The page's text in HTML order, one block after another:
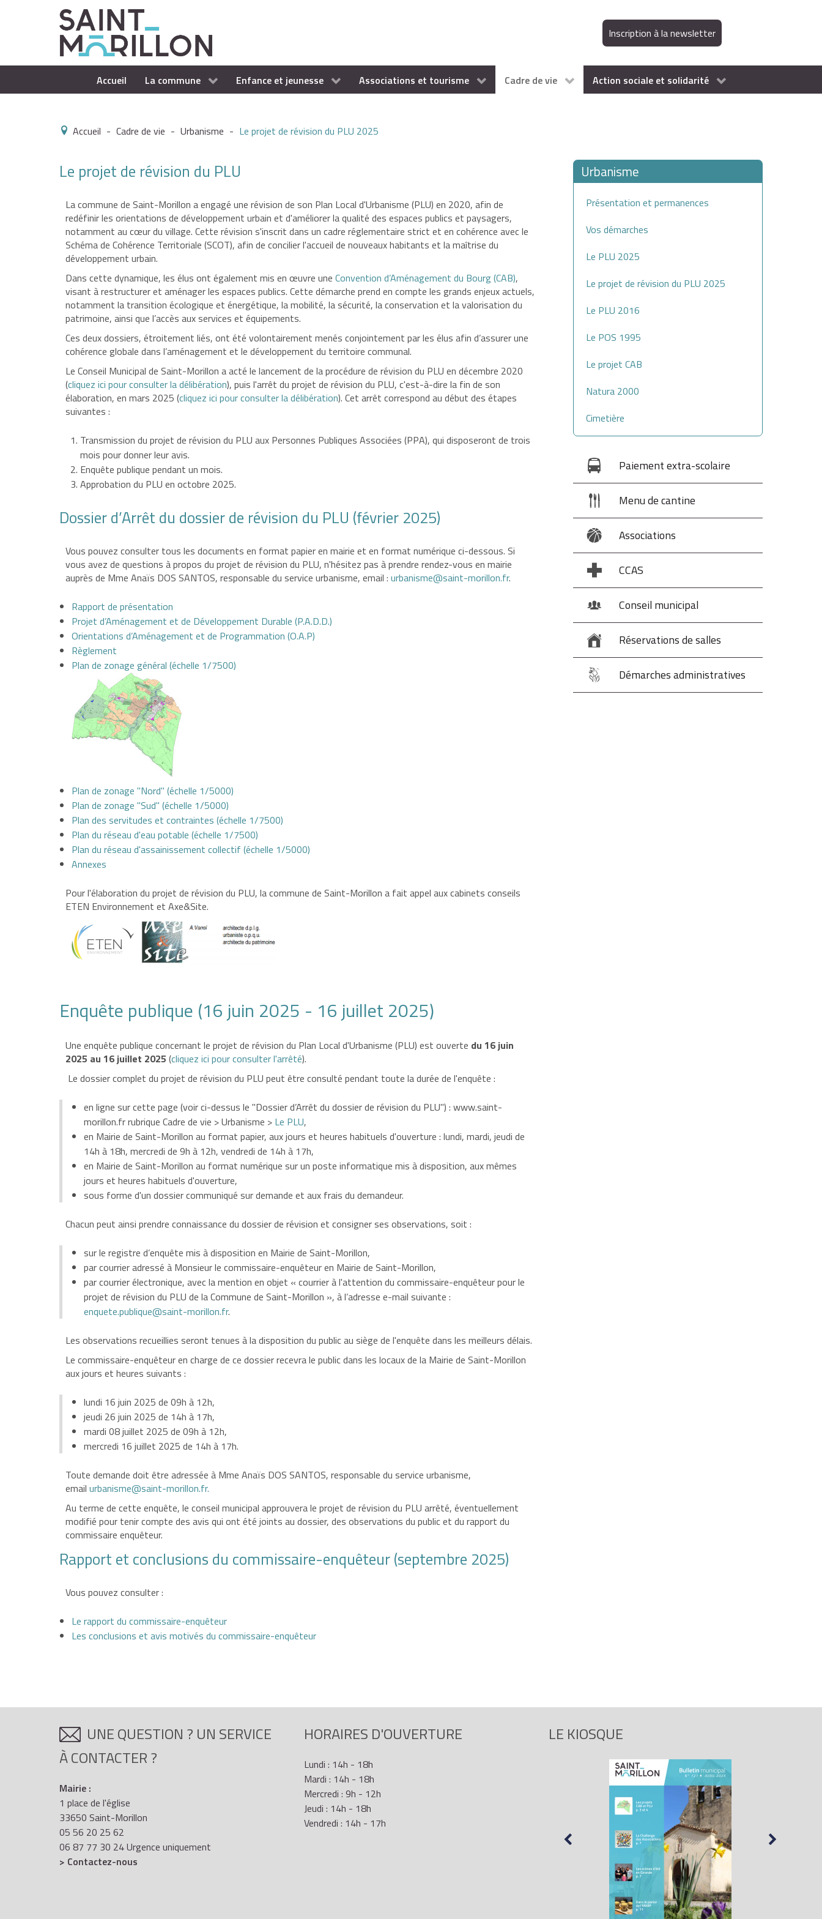
Inscription à la newsletter
Accueil La commune Enfance et jeunesse Associations et tourisme Cadre de vie Action sociale et solidarité
Accueil - Cadre de vie - Urbanisme - Le projet de révision du PLU 2025
Le projet de révision du PLU
La commune de Saint-Morillon a engagé une révision de son Plan Local d'Urbanisme (PLU) en 2020, afin de
redéfinir les orientations de développement urbain et d'améliorer la qualité des espaces publics et paysagers,
notamment au cœur du village. Cette révision s'inscrit dans un cadre réglementaire strict et en cohérence avec le
Schéma de Cohérence Territoriale (SCOT), afin de concilier l'accueil de nouveaux habitants et la maîtrise du
développement urbain.
Dans cette dynamique, les élus ont également mis en œuvre une Convention d’Aménagement du Bourg (CAB),
visant à restructurer et aménager les espaces publics. Cette démarche prend en compte les grands enjeux actuels,
notamment la transition écologique et énergétique, la mobilité, la sécurité, la conservation et la valorisation du
patrimoine, ainsi que l’accès aux services et équipements.
Ces deux dossiers, étroitement liés, ont été volontairement menés conjointement par les élus afin d’assurer une
cohérence globale dans l’aménagement et le développement du territoire communal.
Le Conseil Municipal de Saint-Morillon a acté le lancement de la procédure de révision du PLU en décembre 2020
(cliquez ici pour consulter la délibération), puis l'arrêt du projet de révision du PLU, c'est-à-dire la fin de son
élaboration, en mars 2025 (cliquez ici pour consulter la délibération). Cet arrêt correspond au début des étapes
suivantes :
Transmission du projet de révision du PLU aux Personnes Publiques Associées (PPA), qui disposeront de trois
mois pour donner leur avis.
Enquête publique pendant un mois.
Approbation du PLU en octobre 2025.
Dossier d’Arrêt du dossier de révision du PLU (février 2025)
Vous pouvez consulter tous les documents en format papier en mairie et en format numérique ci-dessous. Si
vous avez de questions à propos du projet de révision du PLU, n'hésitez pas à prendre rendez-vous en mairie
auprès de Mme Anaïs DOS SANTOS, responsable du service urbanisme, email : urbanisme@saint-morillon.fr.
Rapport de présentation
Projet d’Aménagement et de Développement Durable (P.A.D.D.)
Orientations d’Aménagement et de Programmation (O.A.P)
Règlement
Plan de zonage général (échelle 1/7500)
Plan de zonage "Nord" (échelle 1/5000)
Plan de zonage "Sud" (échelle 1/5000)
Plan des servitudes et contraintes (échelle 1/7500)
Plan du réseau d'eau potable (échelle 1/7500)
Plan du réseau d'assainissement collectif (échelle 1/5000)
Annexes
Pour l'élaboration du projet de révision du PLU, la commune de Saint-Morillon a fait appel aux cabinets conseils
ETEN Environnement et Axe&Site.
Enquête publique (16 juin 2025 - 16 juillet 2025)
Une enquête publique concernant le projet de révision du Plan Local d'Urbanisme (PLU) est ouverte du 16 juin
2025 au 16 juillet 2025 (cliquez ici pour consulter l'arrêté).
Le dossier complet du projet de révision du PLU peut être consulté pendant toute la durée de l'enquête :
en ligne sur cette page (voir ci-dessus le "Dossier d’Arrêt du dossier de révision du PLU") : www.saint-
morillon.fr rubrique Cadre de vie > Urbanisme > Le PLU,
en Mairie de Saint-Morillon au format papier, aux jours et heures habituels d'ouverture : lundi, mardi, jeudi de
14h à 18h, mercredi de 9h à 12h, vendredi de 14h à 17h,
en Mairie de Saint-Morillon au format numérique sur un poste informatique mis à disposition, aux mêmes
jours et heures habituels d'ouverture,
sous forme d'un dossier communiqué sur demande et aux frais du demandeur.
Chacun peut ainsi prendre connaissance du dossier de révision et consigner ses observations, soit :
sur le registre d’enquête mis à disposition en Mairie de Saint-Morillon,
par courrier adressé à Monsieur le commissaire-enquêteur en Mairie de Saint-Morillon,
par courrier électronique, avec la mention en objet « courrier à l'attention du commissaire-enquêteur pour le
projet de révision du PLU de la Commune de Saint-Morillon », à l’adresse e-mail suivante :
enquete.publique@saint-morillon.fr.
Les observations recueillies seront tenues à la disposition du public au siège de l'enquête dans les meilleurs délais.
Le commissaire-enquêteur en charge de ce dossier recevra le public dans les locaux de la Mairie de Saint-Morillon
aux jours et heures suivants :
lundi 16 juin 2025 de 09h à 12h,
jeudi 26 juin 2025 de 14h à 17h,
mardi 08 juillet 2025 de 09h à 12h,
mercredi 16 juillet 2025 de 14h à 17h.
Toute demande doit être adressée à Mme Anaïs DOS SANTOS, responsable du service urbanisme,
email urbanisme@saint-morillon.fr.
Au terme de cette enquête, le conseil municipal approuvera le projet de révision du PLU arrêté, éventuellement
modifié pour tenir compte des avis qui ont été joints au dossier, des observations du public et du rapport du
commissaire enquêteur.
Rapport et conclusions du commissaire-enquêteur (septembre 2025)
Vous pouvez consulter :
Le rapport du commissaire-enquêteur
Les conclusions et avis motivés du commissaire-enquêteur
Urbanisme
Présentation et permanences
Vos démarches
Le PLU 2025
Le projet de révision du PLU 2025
Le PLU 2016
Le POS 1995
Le projet CAB
Natura 2000
Cimetière
Paiement extra-scolaire
Menu de cantine
Associations
CCAS
Conseil municipal
Réservations de salles
Démarches administratives
UNE QUESTION ? UN SERVICE
À CONTACTER ?
Mairie :
1 place de l'église
33650 Saint-Morillon
05 56 20 25 62
06 87 77 30 24 Urgence uniquement
> Contactez-nous
HORAIRES D'OUVERTURE
Lundi : 14h - 18h
Mardi : 14h - 18h
Mercredi : 9h - 12h
Jeudi : 14h - 18h
Vendredi : 14h - 17h
LE KIOSQUE